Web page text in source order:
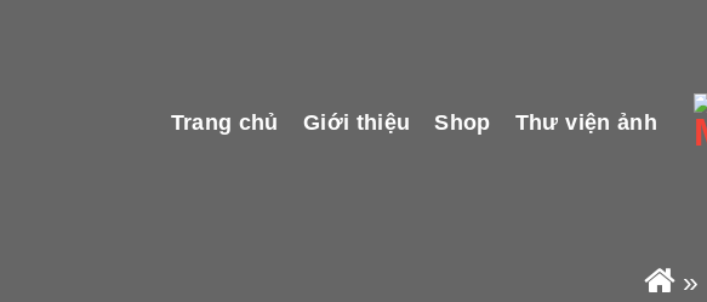
Trang chủ Giới thiệu Shop Thư viện ảnh
»